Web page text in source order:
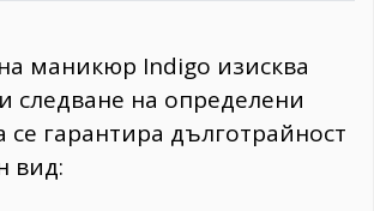
маникюр Indigo изисква
следване на определени
се гарантира дълготрайност
вид: